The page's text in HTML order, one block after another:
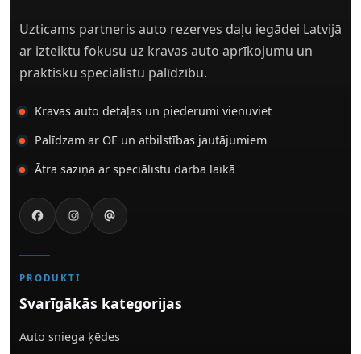
Uzticams partneris auto rezerves daļu iegādei Latvijā
ar izteiktu fokusu uz kravas auto aprīkojumu un
praktisku speciālistu palīdzību.
Kravas auto detaļas un piederumi vienuviet
Palīdzam ar OE un atbilstības jautājumiem
Ātra saziņa ar speciālistu darba laikā
PRODUKTI
Svarīgākās kategorijas
Auto sniega ķēdes